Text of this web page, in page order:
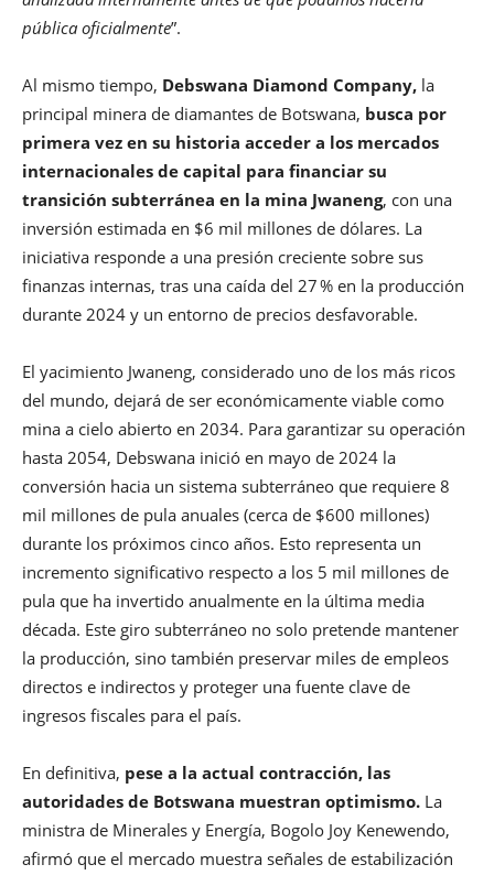
pública oficialmente”.
Al mismo tiempo, Debswana Diamond Company, la
principal minera de diamantes de Botswana, busca por
primera vez en su historia acceder a los mercados
internacionales de capital para financiar su
transición subterránea en la mina Jwaneng, con una
inversión estimada en $6 mil millones de dólares. La
iniciativa responde a una presión creciente sobre sus
finanzas internas, tras una caída del 27 % en la producción
durante 2024 y un entorno de precios desfavorable.
El yacimiento Jwaneng, considerado uno de los más ricos
del mundo, dejará de ser económicamente viable como
mina a cielo abierto en 2034. Para garantizar su operación
hasta 2054, Debswana inició en mayo de 2024 la
conversión hacia un sistema subterráneo que requiere 8
mil millones de pula anuales (cerca de $600 millones)
durante los próximos cinco años. Esto representa un
incremento significativo respecto a los 5 mil millones de
pula que ha invertido anualmente en la última media
década. Este giro subterráneo no solo pretende mantener
la producción, sino también preservar miles de empleos
directos e indirectos y proteger una fuente clave de
ingresos fiscales para el país.
En definitiva, pese a la actual contracción, las
autoridades de Botswana muestran optimismo. La
ministra de Minerales y Energía, Bogolo Joy Kenewendo,
afirmó que el mercado muestra señales de estabilización